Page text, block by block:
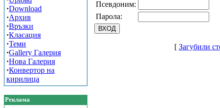
·Download
·Архив
·Връзки
·Класация
·Теми
·Gallery Галерия
·Нова Галерия
·Конвертор на
кирилица
Реклама
Псевдоним:
Парола:
[ Загубили